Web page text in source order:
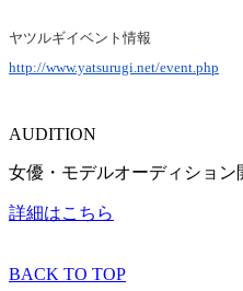
ヤツルギイベント情報
http://www.yatsurugi.net/event.php
AUDITION
女優・モデルオーディション
詳細はこちら
BACK TO TOP